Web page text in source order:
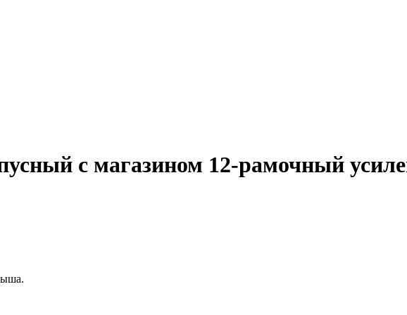
с магазином 12-рамочный